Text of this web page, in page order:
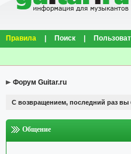
Правила Поиск
Форум Guitar.ru
С возвращением, последний раз вы
Общение